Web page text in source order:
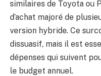
similaires de Toyota ou
d’achat majoré de
version hybride. Ce
dissuasif, mais il est
dépenses qui suivent
le budget annuel.